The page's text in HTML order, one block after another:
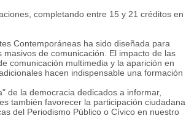
completando entre 15 y 21 créditos en
Contemporáneas ha sido diseñada para
de comunicación. El impacto de las
comunicación multimedia y la aparición en
hacen indispensable una formación
de la democracia dedicados a informar,
también favorecer la participación ciudadana
del Periodismo Público o Cívico en nuestro